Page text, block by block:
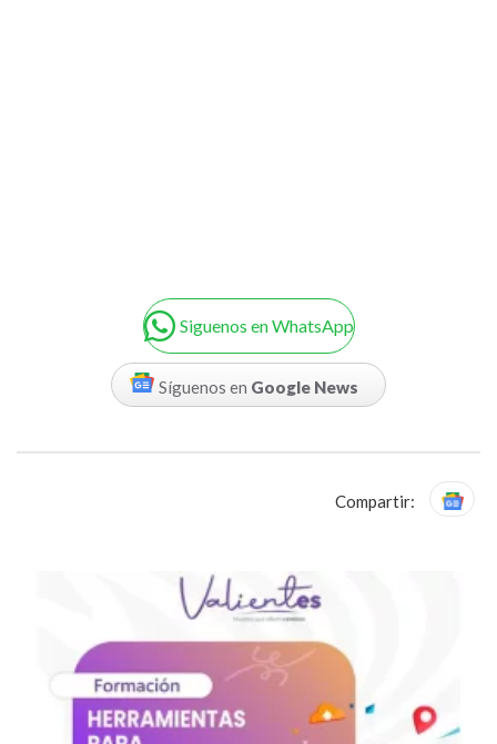
Siguenos en WhatsApp
Síguenos en Google News
Compartir: